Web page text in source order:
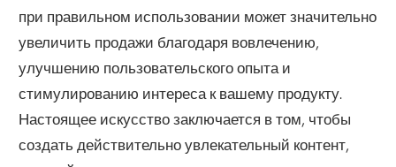
при правильном использовании может значительно
увеличить продажи благодаря вовлечению,
улучшению пользовательского опыта и
стимулированию интереса к вашему продукту.
Настоящее искусство заключается в том, чтобы
создать действительно увлекательный контент,